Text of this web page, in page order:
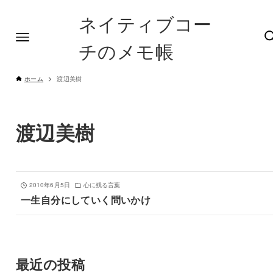
ネイティブコー
チのメモ帳
ホーム 渡辺美樹
渡辺美樹
2010年6月5日 心に残る言葉
一生自分にしていく問いかけ
最近の投稿